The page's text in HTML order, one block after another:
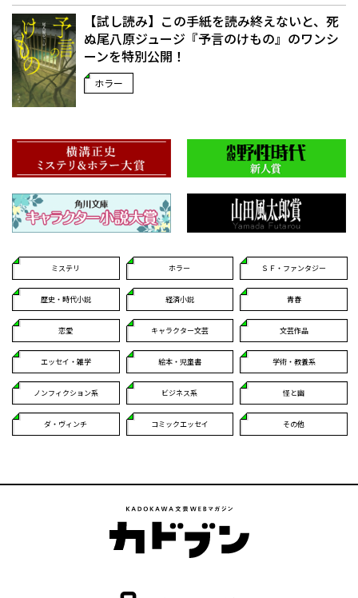
【試し読み】この手紙を読み終えないと、死
ぬ――尾八原ジュージ『予言のけもの』のワンシ
ーンを特別公開！
ホラー
ミステリ ホラー ＳＦ・ファンタジー
歴史・時代小説 経済小説 青春
恋愛 キャラクター文芸 文芸作品
エッセイ・雑学 絵本・児童書 学術・教養系
ノンフィクション系 ビジネス系 怪と幽
ダ・ヴィンチ コミックエッセイ その他